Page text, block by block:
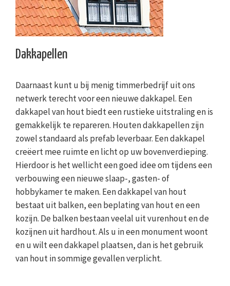
Dakkapellen
Daarnaast kunt u bij menig timmerbedrijf uit ons
netwerk terecht voor een nieuwe dakkapel. Een
dakkapel van hout biedt een rustieke uitstraling en is
gemakkelijk te repareren. Houten dakkapellen zijn
zowel standaard als prefab leverbaar. Een dakkapel
creëert mee ruimte en licht op uw bovenverdieping.
Hierdoor is het wellicht een goed idee om tijdens een
verbouwing een nieuwe slaap-, gasten- of
hobbykamer te maken. Een dakkapel van hout
bestaat uit balken, een beplating van hout en een
kozijn. De balken bestaan veelal uit vurenhout en de
kozijnen uit hardhout. Als u in een monument woont
en u wilt een dakkapel plaatsen, dan is het gebruik
van hout in sommige gevallen verplicht.